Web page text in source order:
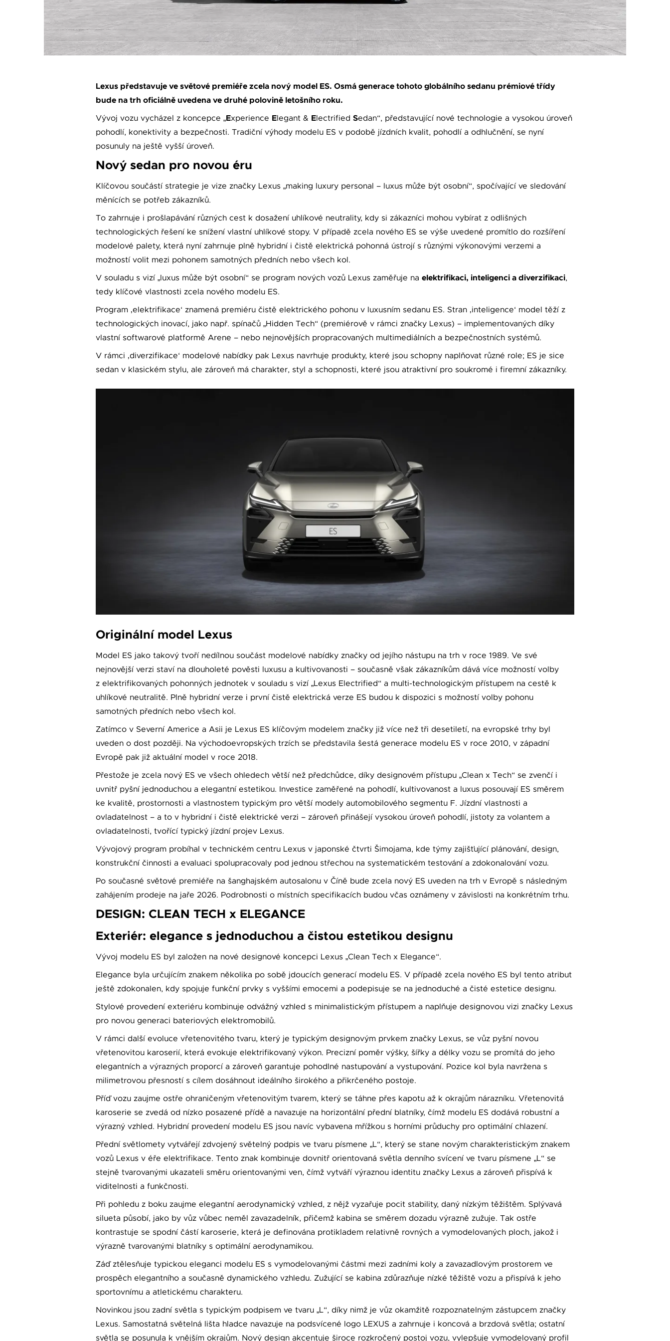
Lexus představuje ve světové premiéře zcela nový model ES. Osmá generace tohoto globálního sedanu prémiové třídy
bude na trh oficiálně uvedena ve druhé polovině letošního roku.
Vývoj vozu vycházel z koncepce „Experience Elegant & Electrified Sedan“, představující nové technologie a vysokou úroveň
pohodlí, konektivity a bezpečnosti. Tradiční výhody modelu ES v podobě jízdních kvalit, pohodlí a odhlučnění, se nyní
posunuly na ještě vyšší úroveň.
Nový sedan pro novou éru
Klíčovou součástí strategie je vize značky Lexus „making luxury personal – luxus může být osobní“, spočívající ve sledování
měnících se potřeb zákazníků.
To zahrnuje i prošlapávání různých cest k dosažení uhlíkové neutrality, kdy si zákazníci mohou vybírat z odlišných
technologických řešení ke snížení vlastní uhlíkové stopy. V případě zcela nového ES se výše uvedené promítlo do rozšíření
modelové palety, která nyní zahrnuje plně hybridní i čistě elektrická pohonná ústrojí s různými výkonovými verzemi a
možností volit mezi pohonem samotných předních nebo všech kol.
V souladu s vizí „luxus může být osobní“ se program nových vozů Lexus zaměřuje na elektrifikaci, inteligenci a diverzifikaci,
tedy klíčové vlastnosti zcela nového modelu ES.
Program ‚elektrifikace‘ znamená premiéru čistě elektrického pohonu v luxusním sedanu ES. Stran ‚inteligence‘ model těží z
technologických inovací, jako např. spínačů „Hidden Tech“ (premiérově v rámci značky Lexus) – implementovaných díky
vlastní softwarové platformě Arene – nebo nejnovějších propracovaných multimediálních a bezpečnostních systémů.
V rámci ‚diverzifikace‘ modelové nabídky pak Lexus navrhuje produkty, které jsou schopny naplňovat různé role; ES je sice
sedan v klasickém stylu, ale zároveň má charakter, styl a schopnosti, které jsou atraktivní pro soukromé i firemní zákazníky.
Originální model Lexus
Model ES jako takový tvoří nedílnou součást modelové nabídky značky od jejího nástupu na trh v roce 1989. Ve své
nejnovější verzi staví na dlouholeté pověsti luxusu a kultivovanosti – současně však zákazníkům dává více možností volby
z elektrifikovaných pohonných jednotek v souladu s vizí „Lexus Electrified“ a multi-technologickým přístupem na cestě k
uhlíkové neutralitě. Plně hybridní verze i první čistě elektrická verze ES budou k dispozici s možností volby pohonu
samotných předních nebo všech kol.
Zatímco v Severní Americe a Asii je Lexus ES klíčovým modelem značky již více než tři desetiletí, na evropské trhy byl
uveden o dost později. Na východoevropských trzích se představila šestá generace modelu ES v roce 2010, v západní
Evropě pak již aktuální model v roce 2018.
Přestože je zcela nový ES ve všech ohledech větší než předchůdce, díky designovém přístupu „Clean x Tech“ se zvenčí i
uvnitř pyšní jednoduchou a elegantní estetikou. Investice zaměřené na pohodlí, kultivovanost a luxus posouvají ES směrem
ke kvalitě, prostornosti a vlastnostem typickým pro větší modely automobilového segmentu F. Jízdní vlastnosti a
ovladatelnost – a to v hybridní i čistě elektrické verzi – zároveň přinášejí vysokou úroveň pohodlí, jistoty za volantem a
ovladatelnosti, tvořící typický jízdní projev Lexus.
Vývojový program probíhal v technickém centru Lexus v japonské čtvrti Šimojama, kde týmy zajišťující plánování, design,
konstrukční činnosti a evaluaci spolupracovaly pod jednou střechou na systematickém testování a zdokonalování vozu.
Po současné světové premiéře na šanghajském autosalonu v Číně bude zcela nový ES uveden na trh v Evropě s následným
zahájením prodeje na jaře 2026. Podrobnosti o místních specifikacích budou včas oznámeny v závislosti na konkrétním trhu.
DESIGN: CLEAN TECH x ELEGANCE
Exteriér: elegance s jednoduchou a čistou estetikou designu
Vývoj modelu ES byl založen na nové designové koncepci Lexus „Clean Tech x Elegance“.
Elegance byla určujícím znakem několika po sobě jdoucích generací modelu ES. V případě zcela nového ES byl tento atribut
ještě zdokonalen, kdy spojuje funkční prvky s vyššími emocemi a podepisuje se na jednoduché a čisté estetice designu.
Stylové provedení exteriéru kombinuje odvážný vzhled s minimalistickým přístupem a naplňuje designovou vizi značky Lexus
pro novou generaci bateriových elektromobilů.
V rámci další evoluce vřetenovitého tvaru, který je typickým designovým prvkem značky Lexus, se vůz pyšní novou
vřetenovitou karoserií, která evokuje elektrifikovaný výkon. Precizní poměr výšky, šířky a délky vozu se promítá do jeho
elegantních a výrazných proporcí a zároveň garantuje pohodlné nastupování a vystupování. Pozice kol byla navržena s
milimetrovou přesností s cílem dosáhnout ideálního širokého a přikrčeného postoje.
Příď vozu zaujme ostře ohraničeným vřetenovitým tvarem, který se táhne přes kapotu až k okrajům nárazníku. Vřetenovitá
karoserie se zvedá od nízko posazené přídě a navazuje na horizontální přední blatníky, čímž modelu ES dodává robustní a
výrazný vzhled. Hybridní provedení modelu ES jsou navíc vybavena mřížkou s horními průduchy pro optimální chlazení.
Přední světlomety vytvářejí zdvojený světelný podpis ve tvaru písmene „L“, který se stane novým charakteristickým znakem
vozů Lexus v éře elektrifikace. Tento znak kombinuje dovnitř orientovaná světla denního svícení ve tvaru písmene „L“ se
stejně tvarovanými ukazateli směru orientovanými ven, čímž vytváří výraznou identitu značky Lexus a zároveň přispívá k
viditelnosti a funkčnosti.
Při pohledu z boku zaujme elegantní aerodynamický vzhled, z nějž vyzařuje pocit stability, daný nízkým těžištěm. Splývavá
silueta působí, jako by vůz vůbec neměl zavazadelník, přičemž kabina se směrem dozadu výrazně zužuje. Tak ostře
kontrastuje se spodní částí karoserie, která je definována protikladem relativně rovných a vymodelovaných ploch, jakož i
výrazně tvarovanými blatníky s optimální aerodynamikou.
Záď ztělesňuje typickou eleganci modelu ES s vymodelovanými částmi mezi zadními koly a zavazadlovým prostorem ve
prospěch elegantního a současně dynamického vzhledu. Zužující se kabina zdůrazňuje nízké těžiště vozu a přispívá k jeho
sportovnímu a atletickému charakteru.
Novinkou jsou zadní světla s typickým podpisem ve tvaru „L“, díky nimž je vůz okamžitě rozpoznatelným zástupcem značky
Lexus. Samostatná světelná lišta hladce navazuje na podsvícené logo LEXUS a zahrnuje i koncová a brzdová světla; ostatní
světla se posunula k vnějším okrajům. Nový design akcentuje široce rozkročený postoj vozu, vylepšuje vymodelovaný profil